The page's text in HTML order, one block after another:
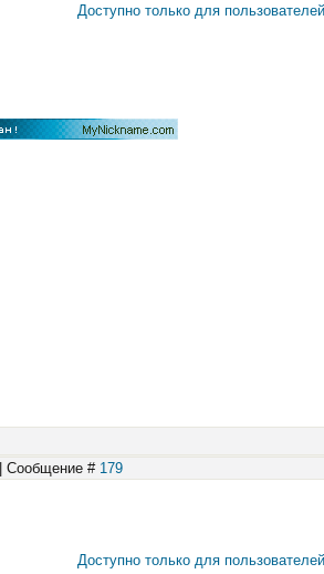
Доступно только для пользователей
Сообщение # 179
Доступно только для пользователей